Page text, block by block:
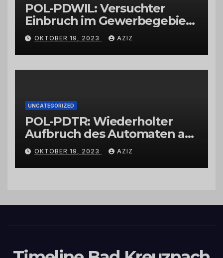
POL-PDWIL: Versuchter
Einbruch im Gewerbegebiet
Wittlich
OKTOBER 19, 2023 AZIZ
UNCATEGORIZED
POL-PDTR: Wiederholter
Aufbruch des Automaten am
Wohnmobilstellplatz in
Hermeskeil am Labachweg
OKTOBER 19, 2023 AZIZ